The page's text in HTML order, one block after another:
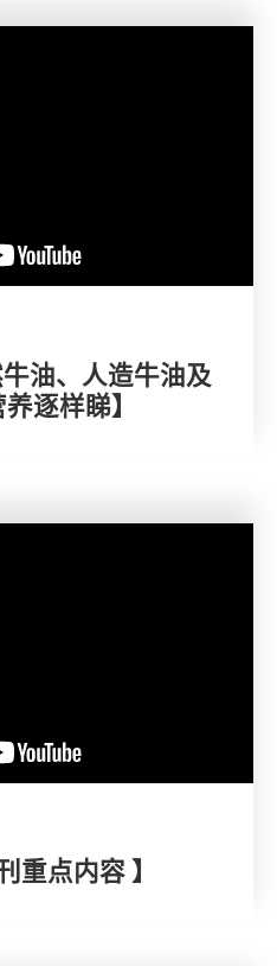
牛油、人造牛油及
逐样睇】
重点内容 】